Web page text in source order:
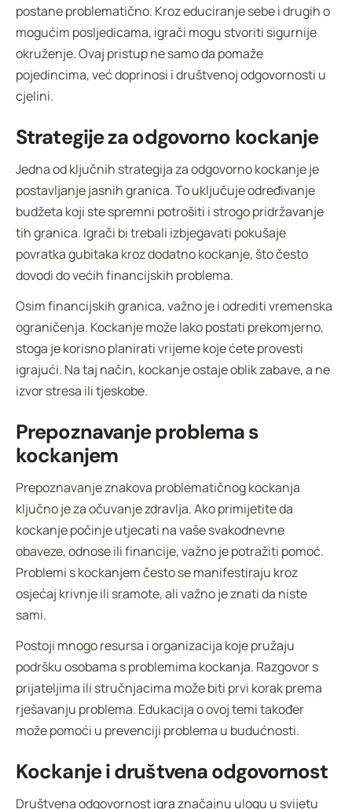
postane problematično. Kroz educiranje sebe i drugih o
mogućim posljedicama, igrači mogu stvoriti sigurnije
okruženje. Ovaj pristup ne samo da pomaže
pojedincima, već doprinosi i društvenoj odgovornosti u
cjelini.
Strategije za odgovorno kockanje
Jedna od ključnih strategija za odgovorno kockanje je
postavljanje jasnih granica. To uključuje određivanje
budžeta koji ste spremni potrošiti i strogo pridržavanje
tih granica. Igrači bi trebali izbjegavati pokušaje
povratka gubitaka kroz dodatno kockanje, što često
dovodi do većih financijskih problema.
Osim financijskih granica, važno je i odrediti vremenska
ograničenja. Kockanje može lako postati prekomjerno,
stoga je korisno planirati vrijeme koje ćete provesti
igrajući. Na taj način, kockanje ostaje oblik zabave, a ne
izvor stresa ili tjeskobe.
Prepoznavanje problema s
kockanjem
Prepoznavanje znakova problematičnog kockanja
ključno je za očuvanje zdravlja. Ako primijetite da
kockanje počinje utjecati na vaše svakodnevne
obaveze, odnose ili financije, važno je potražiti pomoć.
Problemi s kockanjem često se manifestiraju kroz
osjećaj krivnje ili sramote, ali važno je znati da niste
sami.
Postoji mnogo resursa i organizacija koje pružaju
podršku osobama s problemima kockanja. Razgovor s
prijateljima ili stručnjacima može biti prvi korak prema
rješavanju problema. Edukacija o ovoj temi također
može pomoći u prevenciji problema u budućnosti.
Kockanje i društvena odgovornost
Društvena odgovornost igra značajnu ulogu u svijetu